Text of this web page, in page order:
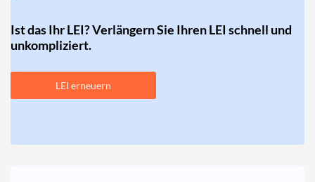
Ist das Ihr LEI? Verlängern Sie Ihren LEI schnell und
unkompliziert.
LEI erneuern